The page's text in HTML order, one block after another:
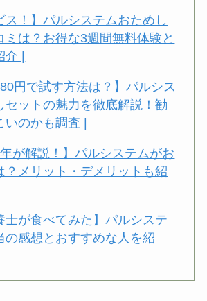
ス！】パルシステムおためし
ミは？お得な3週間無料体験と
介 |
円で試す方法は？】パルシス
セットの魅力を徹底解説！勧
いのかも調査 |
年が解説！】パルシステムがお
？メリット・デメリットも紹
士が食べてみた】パルシステ
の感想とおすすめな人を紹